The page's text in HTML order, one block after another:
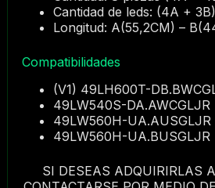
Cantidad de leds: (4A + 3B)
Longitud: A(55,2CM) –
Compatibilidades
(V1) 49LH600T-
49LW540S-DA.AWCGLJR
49LW560H-UA.AUSGLJR
49LW560H-UA.BUSGLJR
SI DESEAS ADQUIRIRLAS